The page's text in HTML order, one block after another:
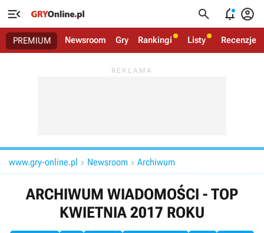
   
PREMIUM Newsroom Gry Rankingi Listy Recenzje
www.gry-online.pl  Newsroom  Archiwum
ARCHIWUM WIADOMOŚCI - TOP
KWIETNIA 2017 ROKU